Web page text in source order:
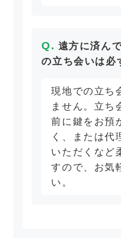
遠方に済ん
の立ち会いは必
現地での立ち
ません。立ち
前に鍵をお預
く、または代
いただくなど
すので、お気
い。